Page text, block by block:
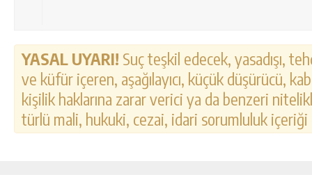
YASAL UYARI! Suç teşkil edecek, yasadışı,
ve küfür içeren, aşağılayıcı, küçük düşürücü,
kişilik haklarına zarar verici ya da benzeri
türlü mali, hukuki, cezai, idari sorumluluk